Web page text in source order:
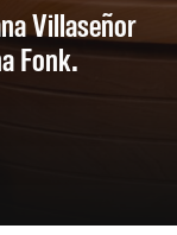
Villaseñor
Fonk.